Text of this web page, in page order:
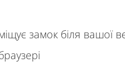
замок біля вашої